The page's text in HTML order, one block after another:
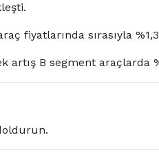
fiyatlarında sırasıyla
B segment araçlarda